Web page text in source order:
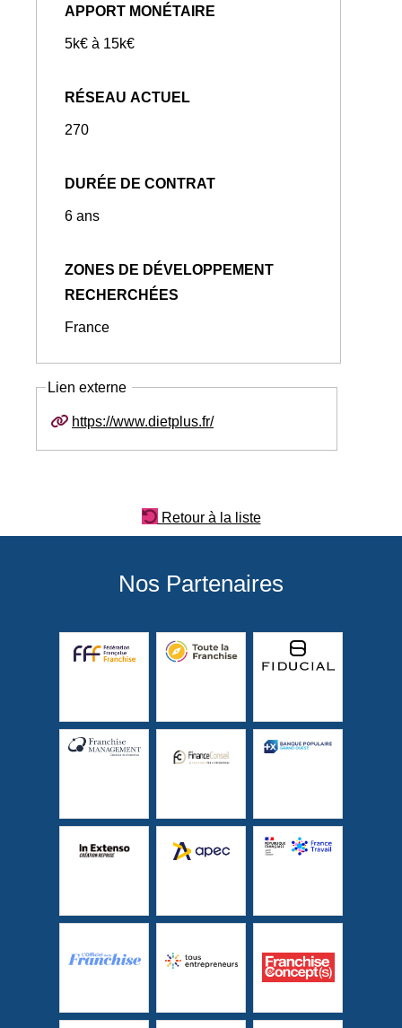
APPORT MONÉTAIRE
5k€ à 15k€
RÉSEAU ACTUEL
270
DURÉE DE CONTRAT
6 ans
ZONES DE DÉVELOPPEMENT
RECHERCHÉES
France
Lien externe
https://www.dietplus.fr/
Retour à la liste
Nos Partenaires